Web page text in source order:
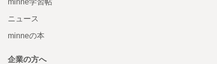
ニュース
minneの本
企業の方へ